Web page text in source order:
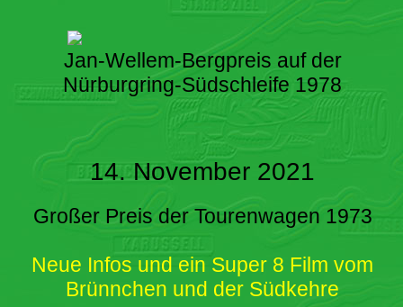
Jan-Wellem-Bergpreis auf der
Nürburgring-Südschleife 1978
14. November 2021
Großer Preis der Tourenwagen 1973
Neue Infos und ein Super 8 Film vom
Brünnchen und der Südkehre